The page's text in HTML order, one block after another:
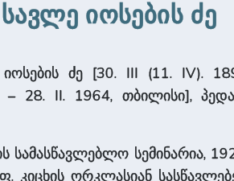
იოსების ძე
ძე [30. III (11. IV).
– 28. II. 1964, თბილისი],
სამასწავლებლო სემინარია,
კიცხის ორკლასიან